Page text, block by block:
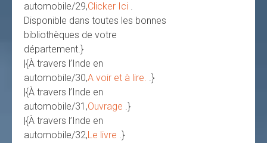
automobile/29,Clicker Ici .
Disponible dans toutes les bonnes
bibliothèques de votre
département.}
|{À travers l’Inde en
automobile/30,A voir et à lire. .}
|{À travers l’Inde en
automobile/31,Ouvrage .}
|{À travers l’Inde en
automobile/32,Le livre .}